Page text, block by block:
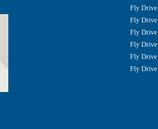
Fly Drive
Fly Drive
Fly Drive
Fly Drive
Fly Drive
Fly